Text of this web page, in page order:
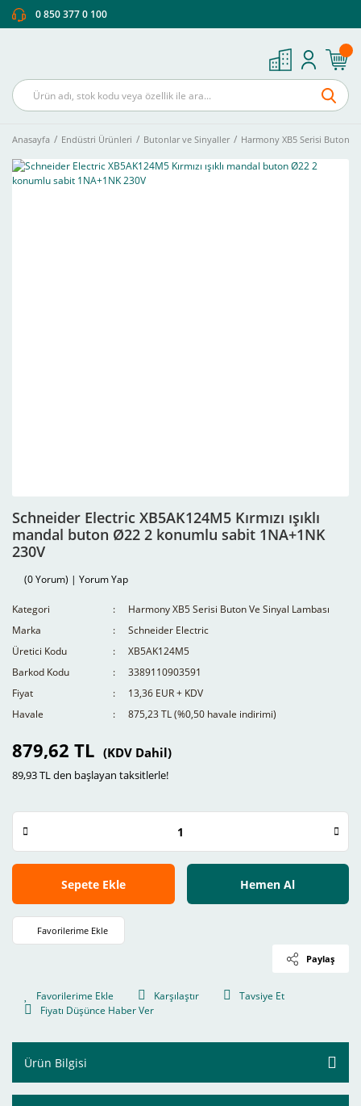
0 850 377 0 100
Anasayfa Endüstri Ürünleri Butonlar ve Sinyaller Harmony XB5 Serisi Buton
Schneider Electric XB5AK124M5 Kırmızı ışıklı
mandal buton Ø22 2 konumlu sabit 1NA+1NK
230V
(0 Yorum) | Yorum Yap
Kategori
Harmony XB5 Serisi Buton Ve Sinyal Lambası
Marka
Schneider Electric
Üretici Kodu
XB5AK124M5
Barkod Kodu
3389110903591
Fiyat
13,36 EUR + KDV
Havale
875,23 TL (%0,50 havale indirimi)
879,62 TL (KDV Dahil)
89,93 TL den başlayan taksitlerle!
Sepete Ekle Hemen Al
Paylaş
Karşılaştır
Tavsiye Et
Fiyatı Düşünce Haber Ver
Ürün Bilgisi